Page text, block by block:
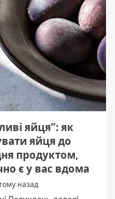
яйця”: як
яйця до
продуктом,
є у вас вдома
назад